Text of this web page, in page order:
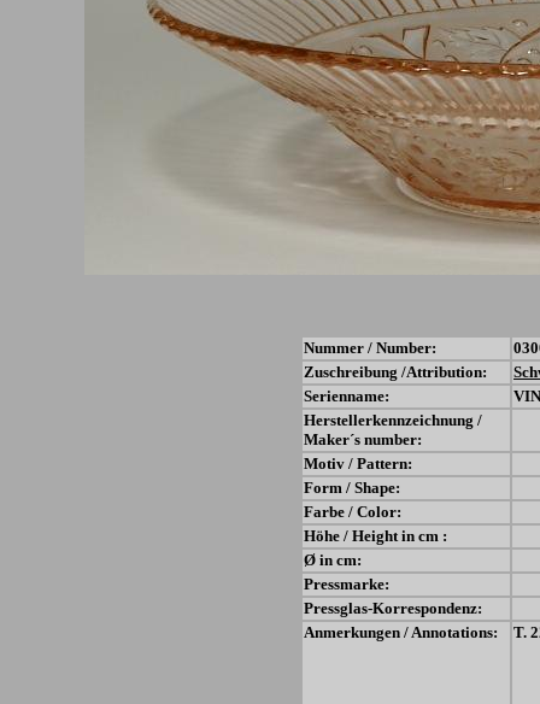
Nummer / Number:
Zuschreibung /Attribution:
Serienname:
Herstellerkennzeichnung /
Maker´s number:
Motiv / Pattern:
Form / Shape:
Farbe / Color:
Höhe / Height in cm :
Ø in cm:
Pressmarke:
Pressglas-Korrespondenz:
Anmerkungen / Annotations:
T.